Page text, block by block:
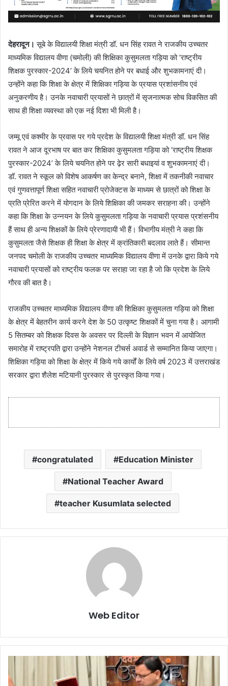
देहरादून। सूबे के विद्यालयी शिक्षा मंत्री डॉ. धन सिंह रावत ने राजकीय उच्चतर
माध्यमिक विद्यालय वीणा (चमोली) की शिक्षिका कुसुमलता गड़िया को ‘राष्ट्रीय
शिक्षक पुरस्कार-2024’ के लिये चयनित होने पर बधाई और शुभकामनाएं दी।
उन्होंने कहा कि शिक्षा के क्षेत्र में शिक्षिका गड़िया के प्रयास प्रशांसनीय एवं
अनुकरणीय है। उनके नवाचारी प्रयासों ने छात्रों में सृजनात्मक सोच विकसित की
साथ ही शिक्षा व्यवस्था को एक नई दिशा भी मिली है।
जम्मू एवं कश्मीर के प्रवास पर गये प्रदेश के विद्यालयी शिक्षा मंत्री डॉ. धन सिंह
रावत ने आज दूरभाष पर बात कर शिक्षिका कुसुमलता गड़िया को ‘राष्ट्रीय शिक्षक
पुरस्कार-2024’ के लिये चयनित होने पर ढ़ेर सारी बधाइयां व शुभकामनाएं दी।
डॉ. रावत ने स्कूल को विशेष आकर्षण का केन्द्र बनाने, शिक्षा में तकनीकी नवाचार
एवं गुणवत्तापूर्ण शिक्षा सहित नवाचारी प्रोजेक्टस के माध्यम से छात्रों को शिक्षा के
प्रति प्रेरित करने में योगदान के लिये शिक्षिका की जमकर सराहना की। उन्होंने
कहा कि शिक्षा के उन्नयन के लिये कुसुमलता गड़िया के नवाचारी प्रयास प्रशंसनीय
हैं साथ ही अन्य शिक्षकों के लिये प्रेरणादायी भी हैं। विभागीय मंत्री ने कहा कि
कुसुमलता जैसे शिक्षक ही शिक्षा के क्षेत्र में क्रांतिकारी बदलाव लाते हैं। सीमान्त
जनपद चमोली के राजकीय उच्चतर माध्यमिक विद्यालय वीणा में उनके द्वारा किये गये
नवाचारी प्रयासों को राष्ट्रीय फलक पर सराहा जा रहा है जो कि प्रदेश के लिये
गौरव की बात है।
राजकीय उच्चतर माध्यमिक विद्यालय वीणा की शिक्षिका कुसुमलता गड़िया को शिक्षा
के क्षेत्र में बेहतरीन कार्य करने देश के 50 उत्कृष्ट शिक्षकों में चुना गया है। आगामी
5 सितम्बर को शिक्षक दिवस के अवसर पर दिल्ली के विज्ञान भवन में आयोजित
समारोह में राष्ट्रपति द्वारा उन्होंने नेशनल टीचर्स अवार्ड से सम्मानित किया जाएगा।
शिक्षिका गड़िया को शिक्षा के क्षेत्र में किये गये कार्यों के लिये वर्ष 2023 में उत्तराखंड
सरकार द्वारा शैलेश मटियानी पुरस्कार से पुरस्कृत किया गया।
congratulated Education Minister
National Teacher Award
teacher Kusumlata selected
Web Editor